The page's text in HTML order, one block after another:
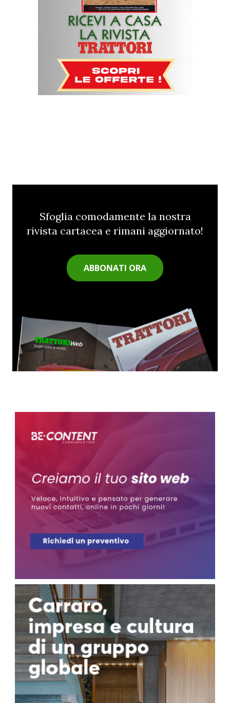
Sfoglia comodamente la nostra
rivista cartacea e rimani aggiornato!
ABBONATI ORA